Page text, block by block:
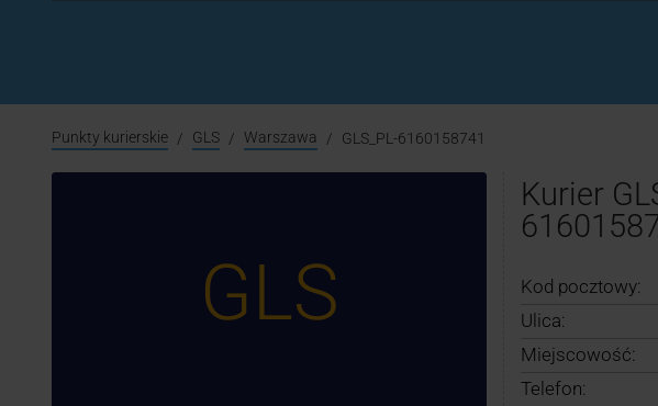
Punkty kurierskie GLS Warszawa GLS_PL-6160158741
GLS
Kurier
Kod pocztowy:
Ulica:
Miejscowość:
Telefon: